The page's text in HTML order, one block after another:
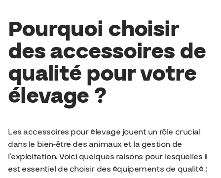
Pourquoi choisir
des accessoires de
qualité pour votre
élevage ?
Les accessoires pour élevage jouent un rôle crucial
dans le bien-être des animaux et la gestion de
l’exploitation. Voici quelques raisons pour lesquelles il
est essentiel de choisir des équipements de qualité :